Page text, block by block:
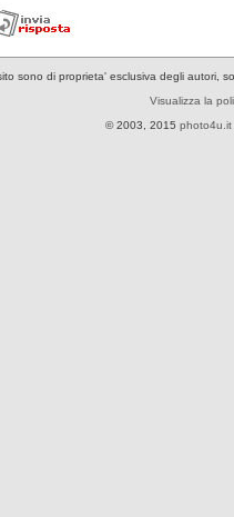
sono di proprieta' esclusiva degli autori,
Visualizza la
© 2003, 2015 photo4u.it